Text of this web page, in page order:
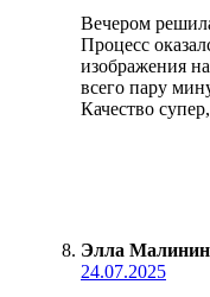
Вечером
Процесс
изображения
всего пару
Качество
Элла
24.07.2025